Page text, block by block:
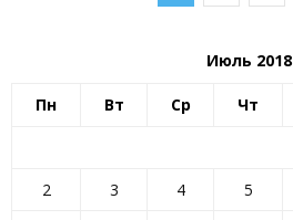
Июль 2018
Пн Вт Ср Чт
2
3 4 5